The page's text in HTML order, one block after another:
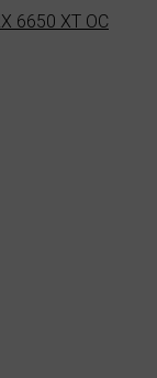
6650 XT OC